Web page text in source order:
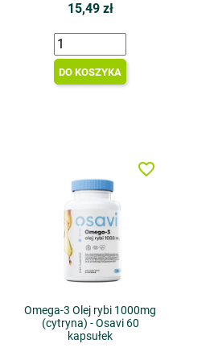
15,49 zł
DO KOSZYKA
Omega-3 Olej rybi 1000mg
(cytryna) - Osavi 60
kapsułek
favorite_border